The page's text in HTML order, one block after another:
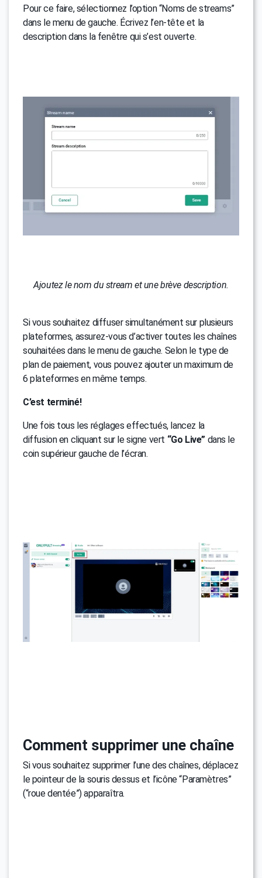
Pour ce faire, sélectionnez l’option “Noms de streams”
dans le menu de gauche. Écrivez l’en-tête et la
description dans la fenêtre qui s’est ouverte.
Ajoutez le nom du stream et une brève description.
Si vous souhaitez diffuser simultanément sur plusieurs
plateformes, assurez-vous d’activer toutes les chaînes
souhaitées dans le menu de gauche. Selon le type de
plan de paiement, vous pouvez ajouter un maximum de
6 plateformes en même temps.
C’est terminé!
Une fois tous les réglages effectués, lancez la
diffusion en cliquant sur le signe vert “Go Live” dans le
coin supérieur gauche de l’écran.
Comment supprimer une chaîne
Si vous souhaitez supprimer l’une des chaînes, déplacez
le pointeur de la souris dessus et l’icône “Paramètres”
(“roue dentée”) apparaîtra.